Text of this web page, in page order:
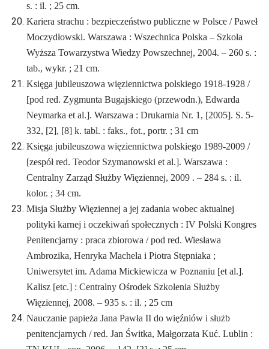
s. : il. ; 25 cm.
Kariera strachu : bezpieczeństwo publiczne w Polsce / Paweł
Moczydłowski. Warszawa : Wszechnica Polska – Szkoła
Wyższa Towarzystwa Wiedzy Powszechnej, 2004. – 260 s. :
tab., wykr. ; 21 cm.
Księga jubileuszowa więziennictwa polskiego 1918-1928 /
[pod red. Zygmunta Bugajskiego (przewodn.), Edwarda
Neymarka et al.]. Warszawa : Drukarnia Nr. 1, [2005]. S. 5-
332, [2], [8] k. tabl. : faks., fot., portr. ; 31 cm
Księga jubileuszowa więziennictwa polskiego 1989-2009 /
[zespół red. Teodor Szymanowski et al.]. Warszawa :
Centralny Zarząd Służby Więziennej, 2009 . – 284 s. : il.
kolor. ; 34 cm.
Misja Służby Więziennej a jej zadania wobec aktualnej
polityki karnej i oczekiwań społecznych : IV Polski Kongres
Penitencjarny : praca zbiorowa / pod red. Wiesława
Ambrozika, Henryka Machela i Piotra Stępniaka ;
Uniwersytet im. Adama Mickiewicza w Poznaniu [et al.].
Kalisz [etc.] : Centralny Ośrodek Szkolenia Służby
Więziennej, 2008. – 935 s. : il. ; 25 cm
Nauczanie papieża Jana Pawła II do więźniów i służb
penitencjarnych / red. Jan Świtka, Małgorzata Kuć. Lublin :